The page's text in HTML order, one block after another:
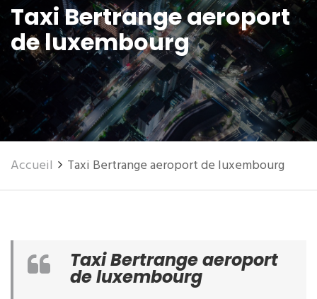
Taxi Bertrange aeroport
de luxembourg
Accueil Taxi Bertrange aeroport de luxembourg
Taxi Bertrange aeroport
de luxembourg